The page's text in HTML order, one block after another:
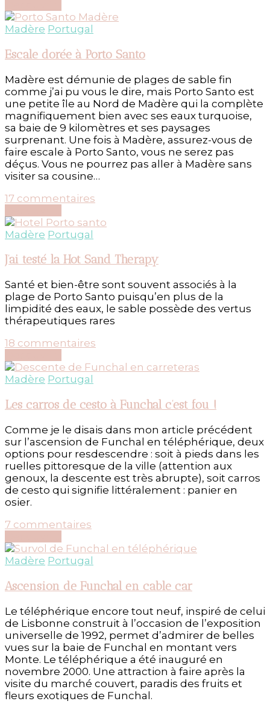
poncha,
de
Madère Portugal
Escale dorée à Porto Santo
Madère est démunie de plages de sable fin
comme j’ai pu vous le dire, mais Porto Santo est
une petite île au Nord de Madère qui la complète
magnifiquement bien avec ses eaux turquoise,
sa baie de 9 kilomètres et ses paysages
surprenant. Une fois à Madère, assurez-vous de
faire escale à Porto Santo, vous ne serez pas
déçus. Vous ne pourrez pas aller à Madère sans
visiter sa cousine…
17 commentaires
dorée
Santo
Madère Portugal
J’ai testé la Hot Sand Therapy
Santé et bien-être sont souvent associés à la
plage de Porto Santo puisqu’en plus de la
limpidité des eaux, le sable possède des vertus
thérapeutiques rares
18 commentaires
testé
Sand
Madère Portugal
Les carros de cesto à Funchal c’est fou !
Comme je le disais dans mon article précédent
sur l’ascension de Funchal en téléphérique, deux
options pour resdescendre : soit à pieds dans les
ruelles pittoresque de la ville (attention aux
genoux, la descente est très abrupte), soit carros
de cesto qui signifie littéralement : panier en
osier.
7 commentaires
carros
de
à
c’est
fou
!
Madère Portugal
Ascension de Funchal en cable car
Le téléphérique encore tout neuf, inspiré de celui
de Lisbonne construit à l’occasion de l’exposition
universelle de 1992, permet d’admirer de belles
vues sur la baie de Funchal en montant vers
Monte. Le téléphérique a été inauguré en
novembre 2000. Une attraction à faire après la
visite du marché couvert, paradis des fruits et
fleurs exotiques de Funchal.